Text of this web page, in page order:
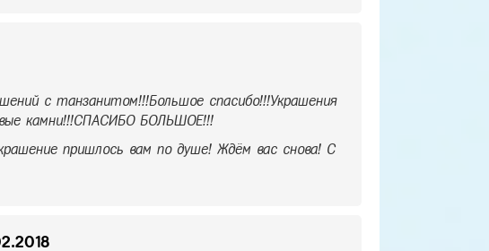
с танзанитом!!!Большое спасибо!!!Украшения
камни!!!СПАСИБО БОЛЬШОЕ!!!
пришлось вам по душе! Ждём вас снова! С